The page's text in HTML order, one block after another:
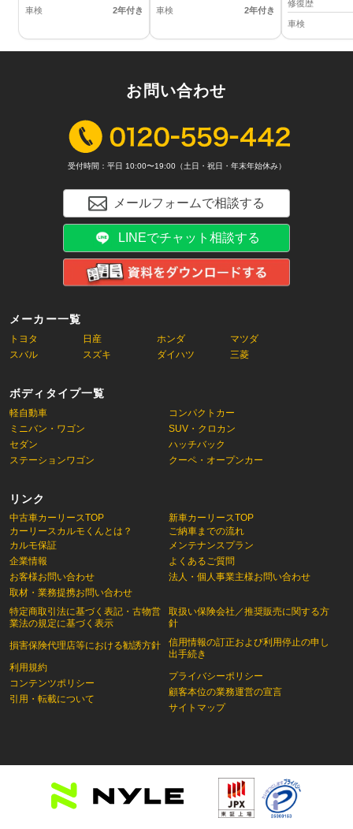
車検 2年付き 車検 2年付き
修復歴
車検
メーカー一覧
トヨタ 日産 ホンダ
マツダ
スバル
スズキ ダイハツ 三菱
ボディタイプ一覧
軽自動車
コンパクトカー
ミニバン・ワゴン
SUV・クロカン
セダン
ハッチバック
ステーションワゴン
クーペ・オープンカー
リンク
中古車カーリースTOP
カーリースカルモくんとは？
新車カーリースTOP
ご納車までの流れ
カルモ保証
企業情報
お客様お問い合わせ
取材・業務提携お問い合わせ
特定商取引法に基づく表記・古物営
業法の規定に基づく表示
損害保険代理店等における勧誘方針
利用規約
コンテンツポリシー
引用・転載について
メンテナンスプラン
よくあるご質問
法人・個人事業主様お問い合わせ
取扱い保険会社／推奨販売に関する方
針
信用情報の訂正および利用停止の申し
出手続き
プライバシーポリシー
顧客本位の業務運営の宣言
サイトマップ
お問い合わせ
受付時間：平日 10:00〜19:00（土日・祝日・年末年始休み）
メールフォームで相談する
LINEでチャット相談する